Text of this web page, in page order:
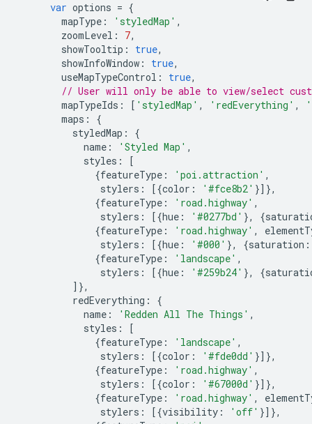
var options = {
mapType : 'styledMap' ,
zoomLevel : 7,
showTooltip : true,
showInfoWindow : true,
useMapTypeControl : true,
// User will only be able to view/select
mapTypeIds : [ 'styledMap' , 'redEverything' ,
maps :
{
styledMap :
{
name : 'Styled Map' ,
styles :
[
{featureType : 'poi.attraction' ,
stylers : [{color : '#fce8b2' }]},
{featureType : 'road.highway' ,
stylers : [{hue : '#0277bd' }, {
{featureType : 'road.highway' ,
stylers : [{hue : '#000' }, {saturation :
{featureType : 'landscape' ,
stylers : [{hue : '#259b24' }, {
]},
redEverything :
{
name : 'Redden All The Things' ,
styles :
[
{featureType : 'landscape' ,
stylers : [{color : '#fde0dd' }]},
{featureType : 'road.highway' ,
stylers : [{color : '#67000d' }]},
{featureType : 'road.highway' ,
stylers : [{visibility : 'off' }]},